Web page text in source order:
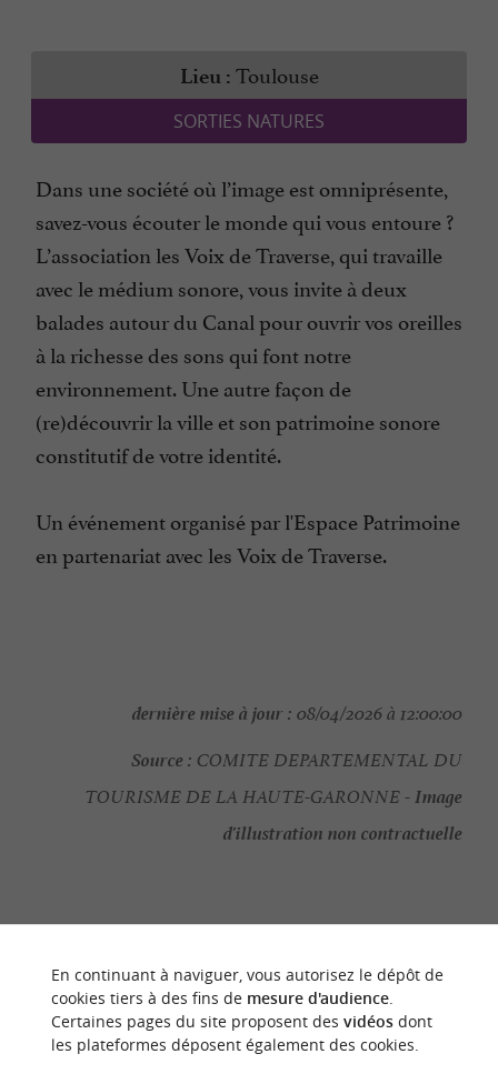
Lieu : Toulouse
SORTIES NATURES
Dans une société où l’image est omniprésente,
savez-vous écouter le monde qui vous entoure ?
L’association les Voix de Traverse, qui travaille
avec le médium sonore, vous invite à deux
balades autour du Canal pour ouvrir vos oreilles
à la richesse des sons qui font notre
environnement. Une autre façon de
(re)découvrir la ville et son patrimoine sonore
constitutif de votre identité.
Un événement organisé par l'Espace Patrimoine
en partenariat avec les Voix de Traverse.
dernière mise à jour : 08/04/2026 à 12:00:00
Source : COMITE DEPARTEMENTAL DU
TOURISME DE LA HAUTE-GARONNE -Image
d'illustration non contractuelle
NOUS AVONS TESTÉPOUR VOUS
En continuant à naviguer, vous autorisez le dépôt de
cookies tiers à des fins de mesure d'audience.
Certaines pages du site proposent des vidéosdont
les plateformes déposent également des cookies.